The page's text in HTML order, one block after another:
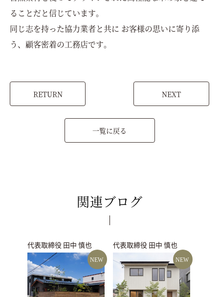
ることだと信じています。
同じ志を持った協力業者と共に お客様の思いに寄り添
う、顧客密着の工務店です。
RETURN NEXT
一覧に戻る
関連ブログ
代表取締役 田中 慎也
NEW
代表取締役 田中 慎也
NEW